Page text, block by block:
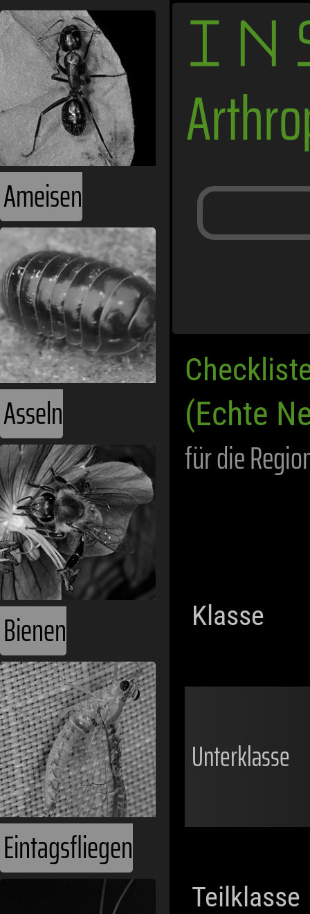
Ameisen
Asseln
Bienen
Eintagsfliegen
(Echte
für die
Klasse
Unterklasse
Teilklasse